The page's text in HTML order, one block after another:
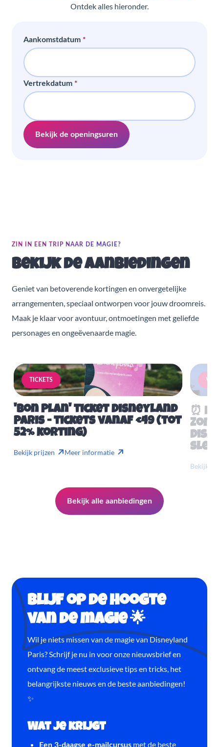
Ontdek alles hieronder.
Aankomstdatum *
Vertrekdatum *
Bekijk de openingsuren
ZIN IN EEN TRIP NAAR DE MAGIE?
Bekijk de aanbiedingen
Geniet van betoverende kortingen en onvergetelijke
arrangementen, speciaal ontworpen voor jouw droomreis.
Maak je klaar voor avontuur, ontmoetingen met geliefde
personages en ongeëvenaarde magie.
TICKETS
'Bon Plan' ticket Disneyland
Paris - tickets vanaf €49 (tot
52% korting)
Bekijk prijzen Meer informatie
⏰
Bekijk
Bekijk alle aanbiedingen
Blijf op de hoogte
van de magie 🌟
Wil je niets missen van de magie van Disneyland
Paris? Schrijf je nu in voor onze nieuwsbrief en
ontvang de meest exclusieve tips en tricks, het
belangrijkste nieuws en de beste aanbiedingen!
✨
Wat je krijgt
Een 3-daagse e-mailcursus met de beste